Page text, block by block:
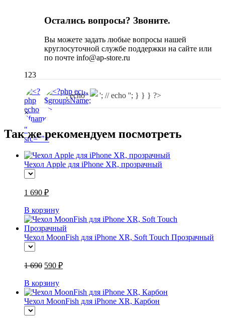
Остались вопросы? Звоните.
Вы можете задать любые вопросы нашей
круглосуточной службе поддержки на сайте или
по почте info@ap-store.ru
123
"
src="">
'; echo '
'; // echo ''; } } } ?>
×
Так же рекомендуем посмотреть
Чехол Apple для iPhone XR, прозрачный
1 690 ₽
В корзину
Чехол MoonFish для iPhone XR, Soft Touch Прозрачный
1 690 590 ₽
В корзину
Чехол MoonFish для iPhone XR, Карбон